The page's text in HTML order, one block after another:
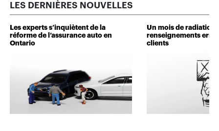
LES DERNIÈRES NOUVELLES
Les experts s’inquiètent de la
réforme de l’assurance auto en
Ontario
Un mois de radiation
renseignements
clients